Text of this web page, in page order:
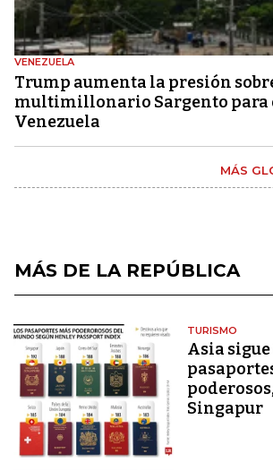
VENEZUELA
Trump aumenta la presión
multimillonario Sargento para
Venezuela
MÁS
MÁS DE LA REPÚBLICA
TURISMO
Asia
Singapur